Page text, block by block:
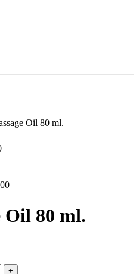
Oil 80 ml.
Oil 80 ml.